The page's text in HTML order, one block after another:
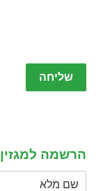
Please
leave
הרשמה למגזין